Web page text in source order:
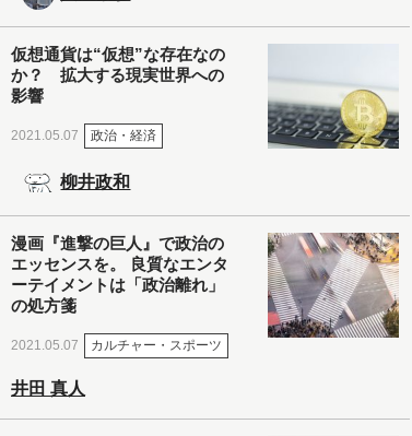
仮想通貨は“仮想”な存在なの
か？ 拡大する現実世界への
影響
2021.05.07 政治・経済
柳井政和
漫画『進撃の巨人』で政治の
エッセンスを。 良質なエンタ
ーテイメントは「政治離れ」
の処方箋
2021.05.07 カルチャー・スポーツ
井田 真人